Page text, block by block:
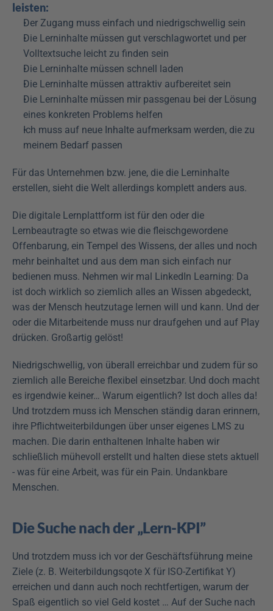
leisten:
Der Zugang muss einfach und niedrigschwellig sein
Die Lerninhalte müssen gut verschlagwortet und per
Volltextsuche leicht zu finden sein
Die Lerninhalte müssen schnell laden
Die Lerninhalte müssen attraktiv aufbereitet sein
Die Lerninhalte müssen mir passgenau bei der Lösung
eines konkreten Problems helfen
Ich muss auf neue Inhalte aufmerksam werden, die zu
meinem Bedarf passen
Für das Unternehmen bzw. jene, die die Lerninhalte
erstellen, sieht die Welt allerdings komplett anders aus.
Die digitale Lernplattform ist für den oder die
Lernbeautragte so etwas wie die fleischgewordene
Offenbarung, ein Tempel des Wissens, der alles und noch
mehr beinhaltet und aus dem man sich einfach nur
bedienen muss. Nehmen wir mal LinkedIn Learning: Da
ist doch wirklich so ziemlich alles an Wissen abgedeckt,
was der Mensch heutzutage lernen will und kann. Und der
oder die Mitarbeitende muss nur draufgehen und auf Play
drücken. Großartig gelöst!
Niedrigschwellig, von überall erreichbar und zudem für so
ziemlich alle Bereiche flexibel einsetzbar. Und doch macht
es irgendwie keiner… Warum eigentlich? Ist doch alles da!
Und trotzdem muss ich Menschen ständig daran erinnern,
ihre Pflichtweiterbildungen über unser eigenes LMS zu
machen. Die darin enthaltenen Inhalte haben wir
schließlich mühevoll erstellt und halten diese stets aktuell
- was für eine Arbeit, was für ein Pain. Undankbare
Menschen.
Die Suche nach der „Lern-KPI”
Und trotzdem muss ich vor der Geschäftsführung meine
Ziele (z. B. Weiterbildungsqote X für ISO-Zertifikat Y)
erreichen und dann auch noch rechtfertigen, warum der
Spaß eigentlich so viel Geld kostet … Auf der Suche nach